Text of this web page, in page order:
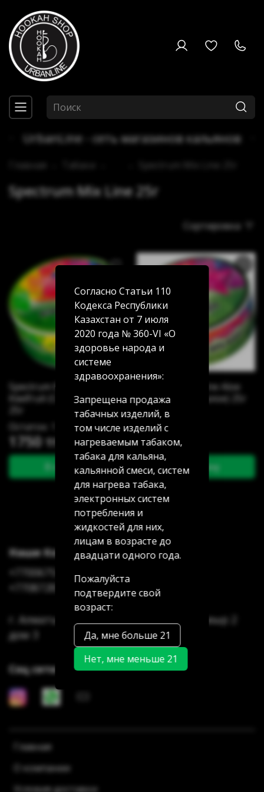
UrbanLine - сеть магазинов кальянов
Spectrum Mix Line 25г
Сортировка
Spectrum Mix Line
Kiwifruit (Смузи с киви)
Остаток: 1
1750 тг
В корзину
Spectrum Mix Line Aloe
Splash (Кактус алое) 25г
Остаток: 2
1750 тг
В корзину
Главная
О компании
Условия доставки
Наши Контакты
+77006754622
+77087285185
г. Алматы Аксай 3 дом 7 г. Алматы Мамыр 2
дом 3
Соц сети
Согласно Статьи 110
Кодекса Республики
Казахстан от 7 июля
2020 года № 360-VI «О
здоровье народа и
системе
здравоохранения»:
Запрещена продажа
табачных изделий, в
том числе изделий с
нагреваемым табаком,
табака для кальяна,
кальянной смеси, систем
для нагрева табака,
электронных систем
потребления и
жидкостей для них,
лицам в возрасте до
двадцати одного года.
Пожалуйста
подтвердите свой
возраст:
Да, мне больше 21
Нет, мне меньше 21